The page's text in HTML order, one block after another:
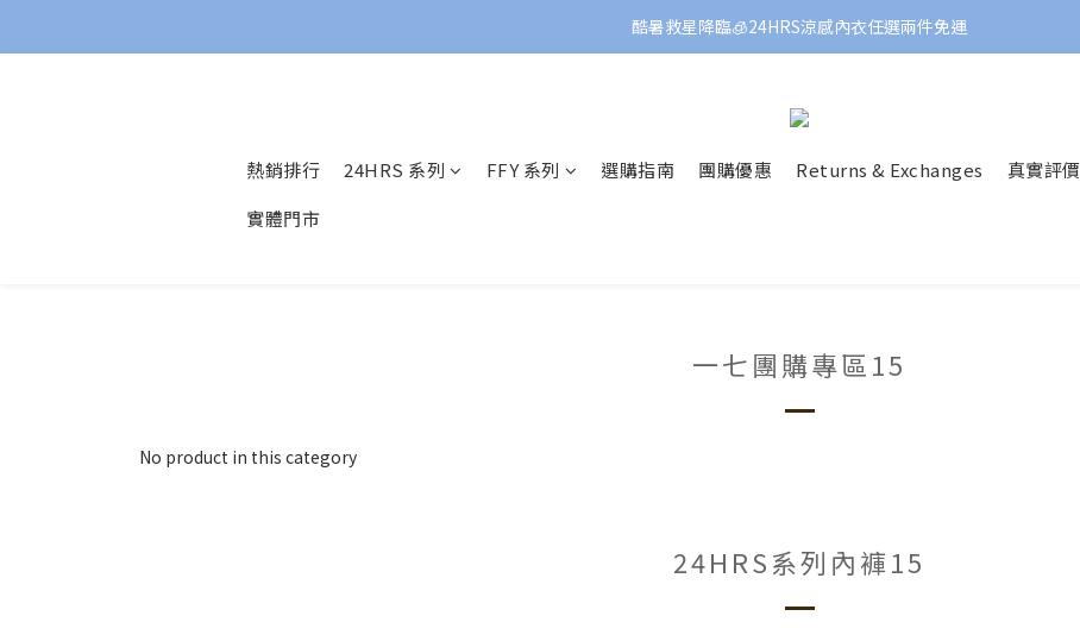
酷暑救星降臨🧊24HRS涼感內衣任選兩件免運
熱銷排行 24HRS 系列 FFY 系列 選購指南 團購優惠 Returns & Exchanges 真實評價
實體門市
一七團購專區15
No product in this category
24HRS系列內褲15